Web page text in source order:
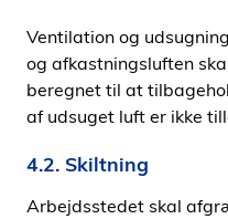
Ventilation og
og afkastningsluften
beregnet til at
af udsuget luft er ikke
4.2. Skiltning
Arbejdsstedet skal